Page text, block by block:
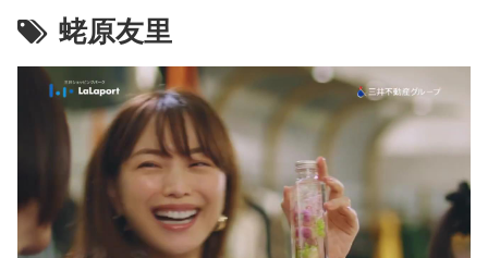
蛯原友里